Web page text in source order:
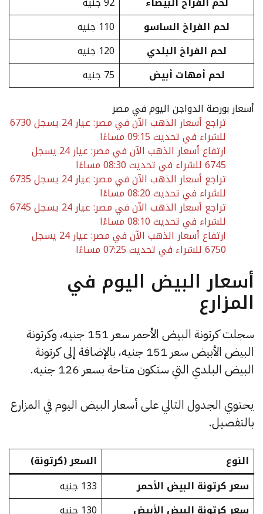
لحم الفراخ الساسو
110 جنيه
لحم الفراخ البلدي
120 جنيه
لحم أمهات أبيض
75 جنيه
أسعار بورصة الدواجن اليوم في مصر
تراجع أسعار الذهب الآن في مصر: عيار 24 يسجل 6730
للشراء في تحديث 09:15 مساءًا
ارتفاع أسعار الذهب الآن في مصر: عيار 24 يسجل
6745 للشراء في تحديث 08:30 مساءًا
تراجع أسعار الذهب الآن في مصر: عيار 24 يسجل 6735
للشراء في تحديث 08:20 مساءًا
تراجع أسعار الذهب الآن في مصر: عيار 24 يسجل 6745
للشراء في تحديث 08:10 مساءًا
ارتفاع أسعار الذهب الآن في مصر: عيار 24 يسجل
6750 للشراء في تحديث 07:25 مساءًا
أسعار البيض اليوم في
المزارع
سجلت كرتونة البيض الأحمر سعر 151 جنيه، وكرتونة
البيض الأبيض سعر 151 جنيه، بالإضافة إلى كرتونة
البيض البلدي التي ستكون متاحة بسعر 126 جنيه.
يحتوي الجدول التالي على أسعار البيض اليوم في المزارع
بالتفصيل.
النوع
السعر (كرتونة)
سعر كرتونة البيض الأحمر
133 جنيه
سعر كرتونة البيض الأبيض
130 جنيه